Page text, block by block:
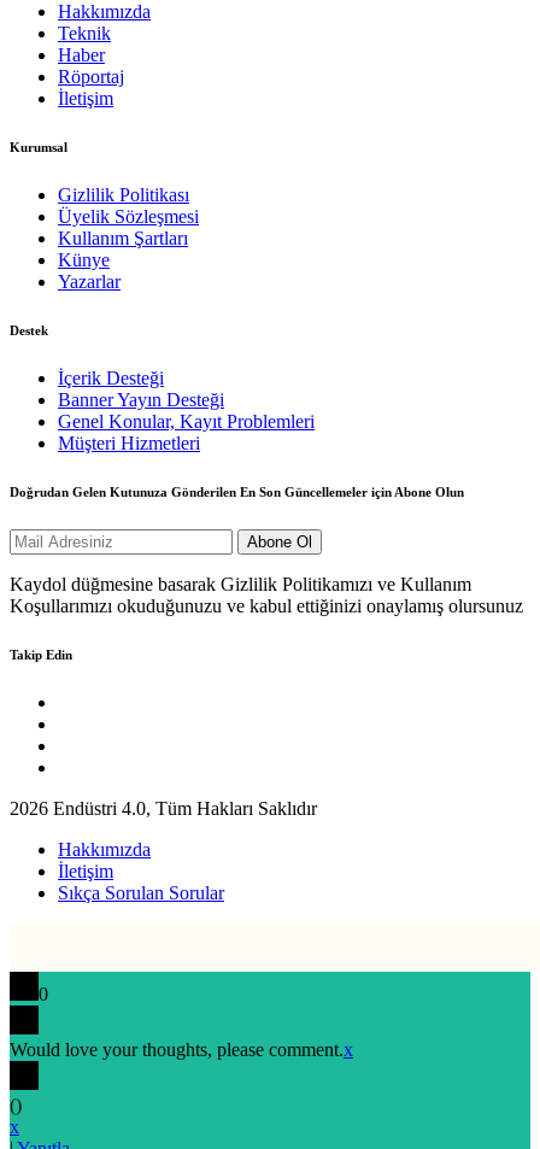
Hakkımızda
Teknik
Haber
Röportaj
İletişim
Kurumsal
Gizlilik Politikası
Üyelik Sözleşmesi
Kullanım Şartları
Künye
Yazarlar
Destek
İçerik Desteği
Banner Yayın Desteği
Genel Konular, Kayıt Problemleri
Müşteri Hizmetleri
Doğrudan Gelen Kutunuza Gönderilen En Son Güncellemeler için Abone Olun
Kaydol düğmesine basarak Gizlilik Politikamızı ve Kullanım
Koşullarımızı okuduğunuzu ve kabul ettiğinizi onaylamış olursunuz
Takip Edin
2026 Endüstri 4.0, Tüm Hakları Saklıdır
Hakkımızda
İletişim
Sıkça Sorulan Sorular
0
Would love your thoughts, please comment.x
()
x